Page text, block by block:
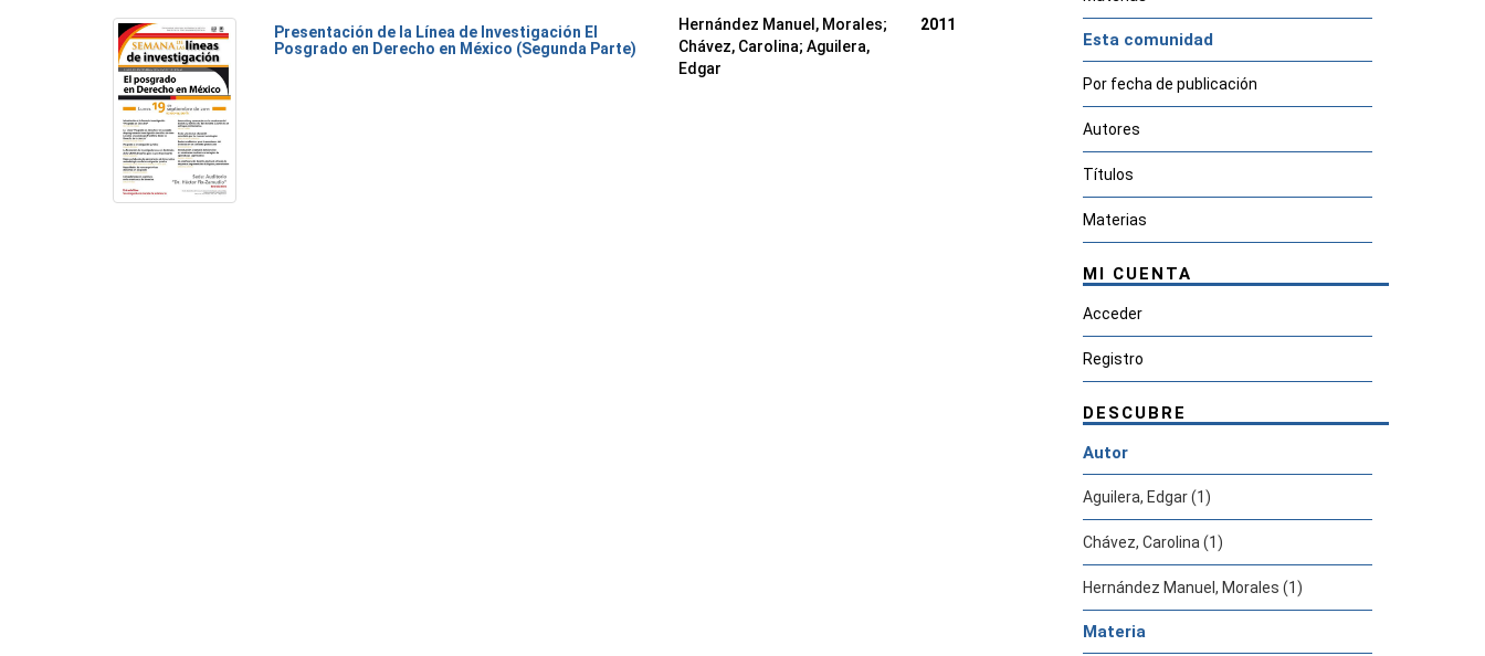
Presentación de la Línea de Investigación El
Posgrado en Derecho en México (Segunda Parte)
Hernández Manuel, Morales;
Chávez, Carolina; Aguilera,
Edgar
2011
Esta comunidad
Por fecha de publicación
Autores
Títulos
Materias
MI CUENTA
Acceder
Registro
DESCUBRE
Autor
Aguilera, Edgar (1)
Chávez, Carolina (1)
Hernández Manuel, Morales (1)
Materia